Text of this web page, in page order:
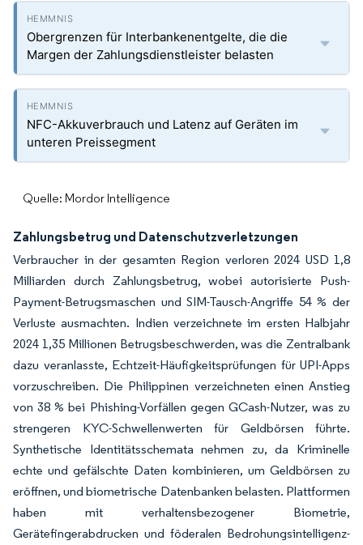
Obergrenzen für Interbankenentgelte, die die
Margen der Zahlungsdienstleister belasten
NFC-Akkuverbrauch und Latenz auf Geräten im
unteren Preissegment
Quelle: Mordor Intelligence
Zahlungsbetrug und Datenschutzverletzungen
Verbraucher in der gesamten Region verloren 2024 USD 1,8
Milliarden durch Zahlungsbetrug, wobei autorisierte Push-
Payment-Betrugsmaschen und SIM-Tausch-Angriffe 54 % der
Verluste ausmachten. Indien verzeichnete im ersten Halbjahr
2024 1,35 Millionen Betrugsbeschwerden, was die Zentralbank
dazu veranlasste, Echtzeit-Häufigkeitsprüfungen für UPI-Apps
vorzuschreiben. Die Philippinen verzeichneten einen Anstieg
von 38 % bei Phishing-Vorfällen gegen GCash-Nutzer, was zu
strengeren KYC-Schwellenwerten für Geldbörsen führte.
Synthetische Identitätsschemata nehmen zu, da Kriminelle
echte und gefälschte Daten kombinieren, um Geldbörsen zu
eröffnen, und biometrische Datenbanken belasten. Plattformen
haben mit verhaltensbezogener Biometrie,
Gerätefingerabdrucken und föderalen Bedrohungsintelligenz-